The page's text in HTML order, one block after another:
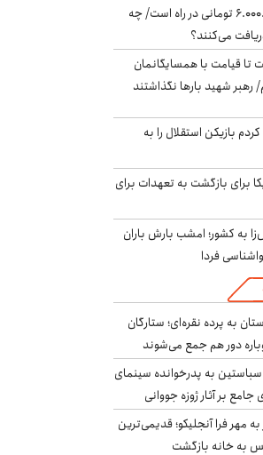
یارانه جدید ۶.۰۰۰.۰۰۰ تومانی در راه است/ چه
می‌کنند؟
تا قیامت با همسایگانمان
رهبر شهید بارها نگذاشتند
بازیکن استقلال را به
برای بازگشت به تعهدات برای
به کشور؛ امشب بارش باران
به پرده نقره‌ای؛ ستارگان
دور هم جمع می‌شوند
به پدرخوانده سینمای
بر آثار ژوزه جووانی
مهر فرا آنجلیکو؛ قدیمی‌ترین
به خانه بازگشت